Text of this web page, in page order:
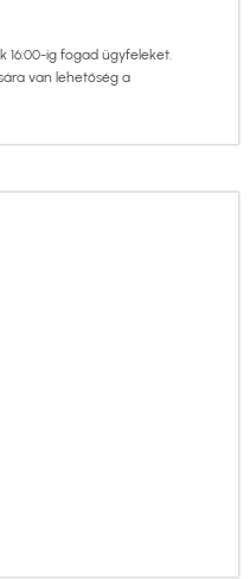
16:00-ig fogad ügyfeleket.
van lehetőség a